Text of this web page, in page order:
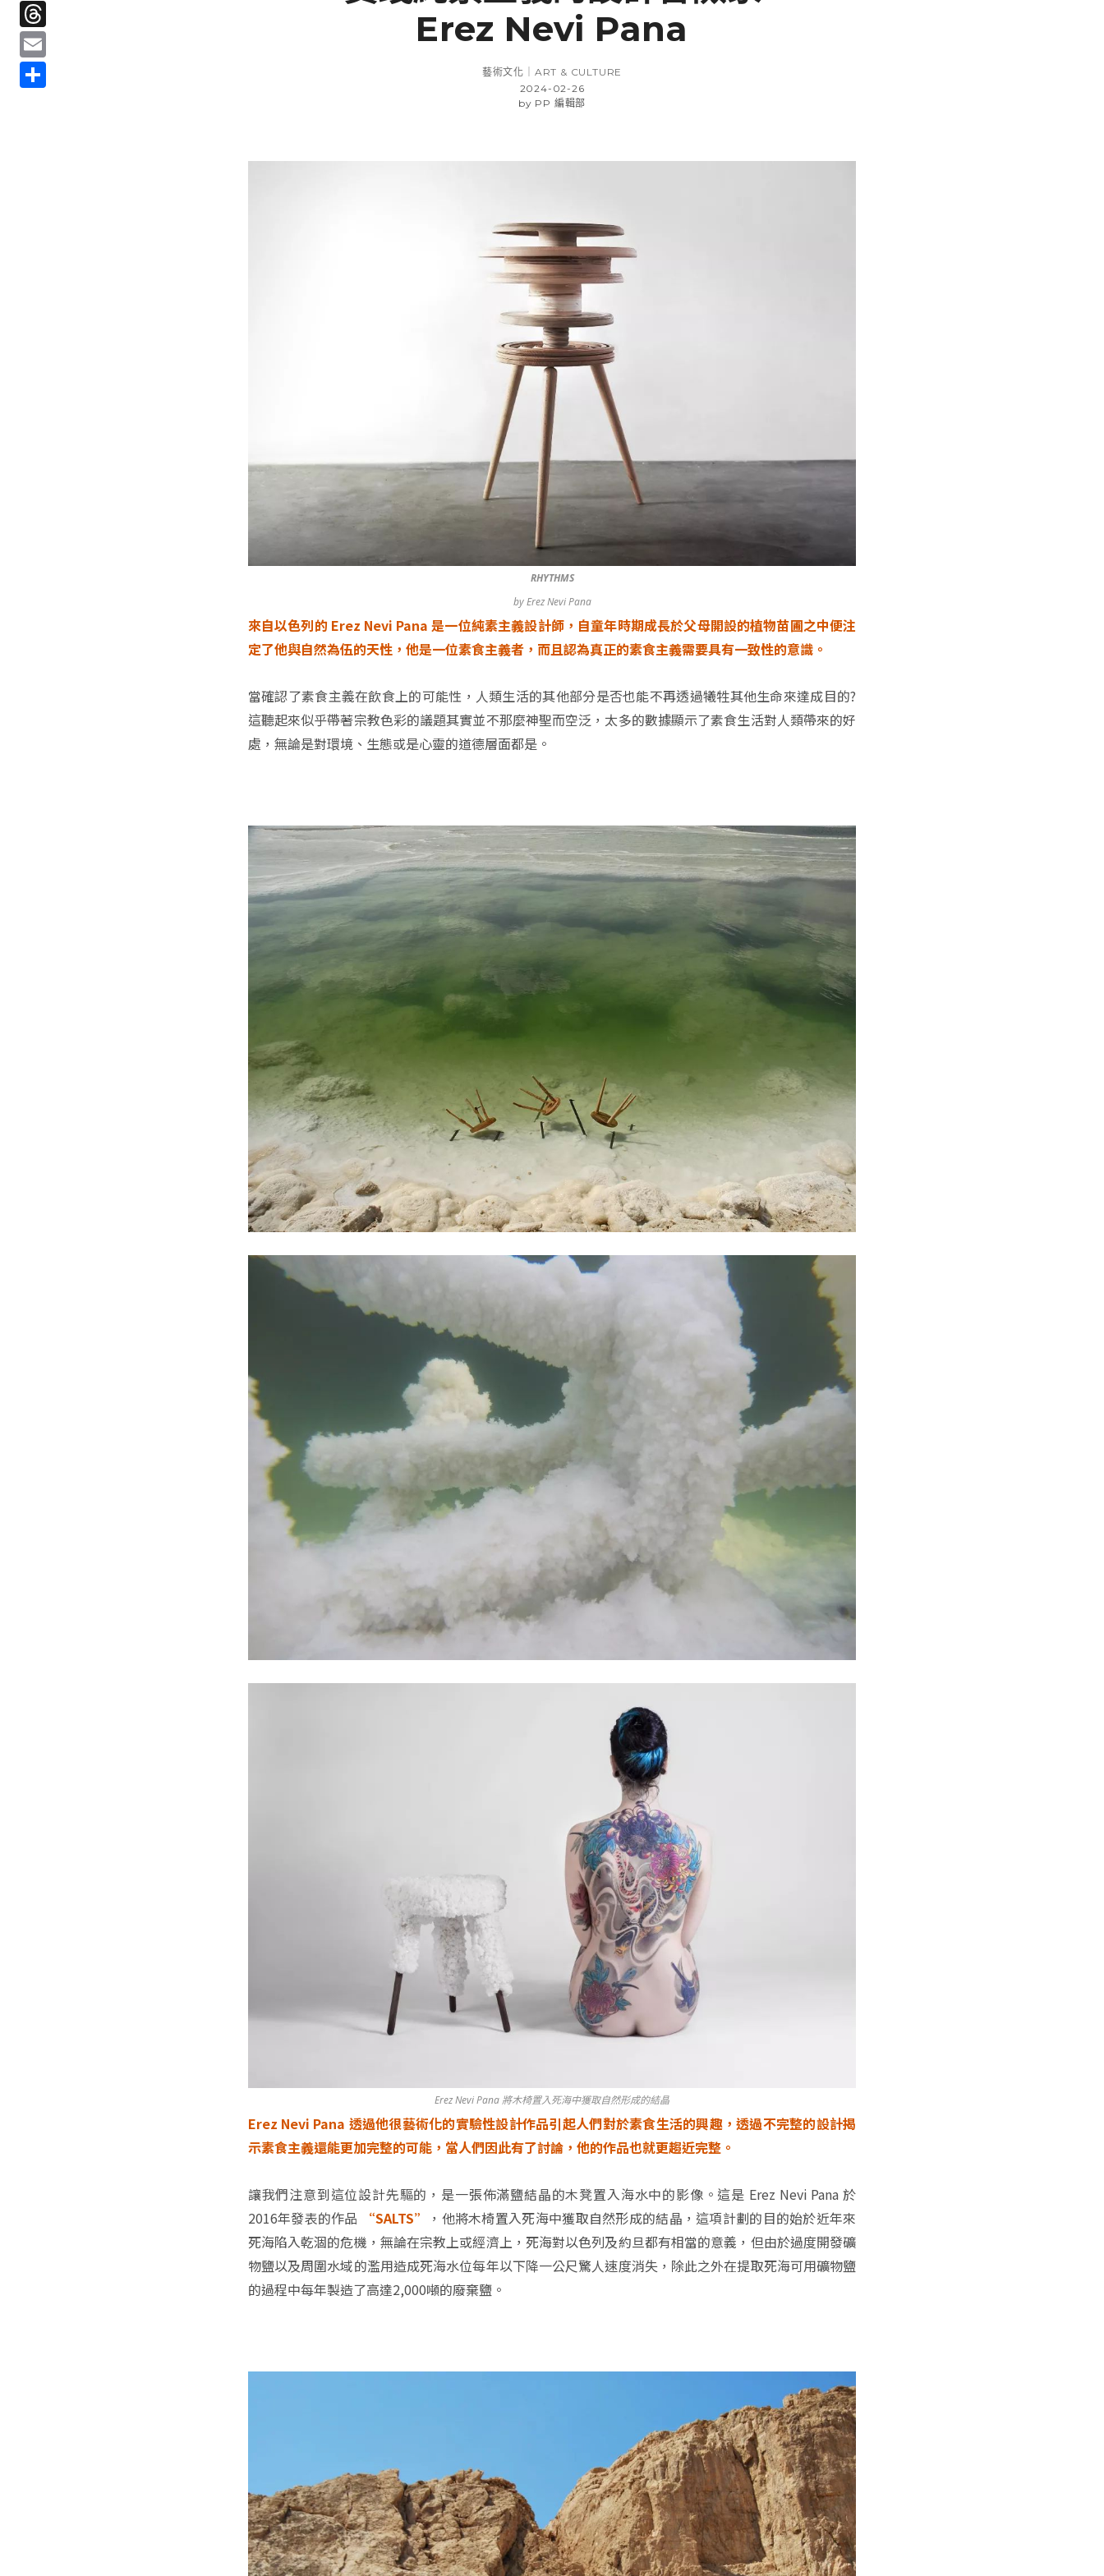
Erez Nevi Pana
藝術文化｜ART & CULTURE
2024-02-26
by PP 編輯部
RHYTHMS
by Erez Nevi Pana
來自以色列的 Erez Nevi Pana 是一位純素主義設計師，自童年時期成長於父母開設的植物苗圃之中便注
定了他與自然為伍的天性，他是一位素食主義者，而且認為真正的素食主義需要具有一致性的意識。
當確認了素食主義在飲食上的可能性，人類生活的其他部分是否也能不再透過犧牲其他生命來達成目的?
這聽起來似乎帶著宗教色彩的議題其實並不那麼神聖而空泛，太多的數據顯示了素食生活對人類帶來的好
處，無論是對環境、生態或是心靈的道德層面都是。
Erez Nevi Pana 將木椅置入死海中獲取自然形成的結晶
Erez Nevi Pana 透過他很藝術化的實驗性設計作品引起人們對於素食生活的興趣，透過不完整的設計揭
示素食主義還能更加完整的可能，當人們因此有了討論，他的作品也就更趨近完整。
讓我們注意到這位設計先驅的，是一張佈滿鹽結晶的木凳置入海水中的影像。這是 Erez Nevi Pana 於
2016年發表的作品
“SALTS”
，他將木椅置入死海中獲取自然形成的結晶，這項計劃的目的始於近年來
死海陷入乾涸的危機，無論在宗教上或經濟上，死海對以色列及約旦都有相當的意義，但由於過度開發礦
物鹽以及周圍水域的濫用造成死海水位每年以下降一公尺驚人速度消失，除此之外在提取死海可用礦物鹽
的過程中每年製造了高達2,000噸的廢棄鹽。